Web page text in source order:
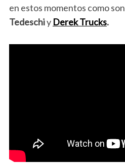
en estos momentos como son
Tedeschiy Derek Trucks.